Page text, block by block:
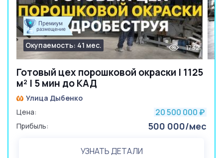
Готовый цех порошковой окраски | 1125
м² | 5 мин до КАД
Окупаемость: 41 мес. 1732
Улица Дыбенко
Цена:
20 500 000 ₽
Прибыль: 500 000/мес
УЗНАТЬ ДЕТАЛИ